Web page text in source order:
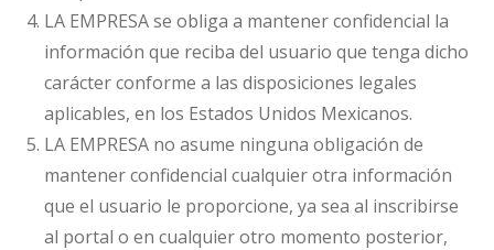
LA EMPRESA se obliga a mantener confidencial la
información que reciba del usuario que tenga dicho
carácter conforme a las disposiciones legales
aplicables, en los Estados Unidos Mexicanos.
LA EMPRESA no asume ninguna obligación de
mantener confidencial cualquier otra información
que el usuario le proporcione, ya sea al inscribirse
al portal o en cualquier otro momento posterior,